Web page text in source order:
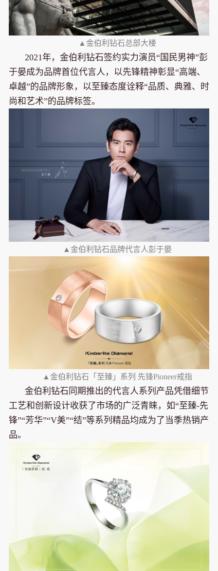
▲金伯利钻石总部大楼
2021年，金伯利钻石签约实力演员“国民男神”彭
于晏成为品牌首位代言人，以先锋精神彰显“高端、
卓越”的品牌形象，以至臻态度诠释“品质、典雅、时
尚和艺术”的品牌标签。
▲金伯利钻石品牌代言人彭于晏
▲金伯利钻石「至臻」系列 先锋Pioneer戒指
金伯利钻石同期推出的代言人系列产品凭借细节
工艺和创新设计收获了市场的广泛青睐，如“至臻-先
锋”“芳华”“V美”“结”等系列精品均成为了当季热销产
品。